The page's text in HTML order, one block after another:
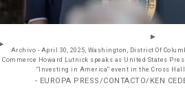
Archivo - April 30, 2025, Washington, District Of
Commerce Howard Lutnick speaks as United States
''Investing in America'' event in the Cross
- EUROPA PRESS/CONTACTO/KEN